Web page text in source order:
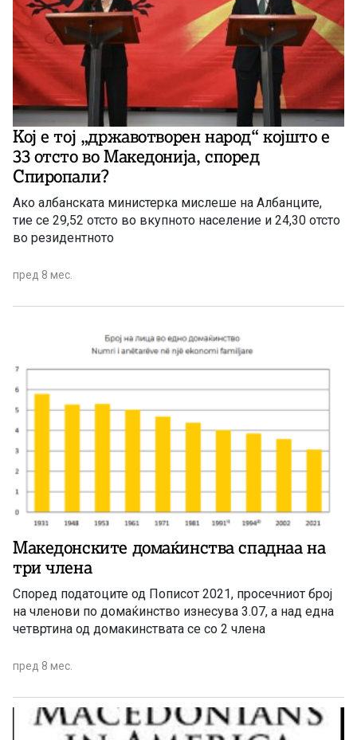
Кој е тој „државотворен народ“ којшто е
33 отсто во Македонија, според
Спиропали?
Ако албанската министерка мислеше на Албанците,
тие се 29,52 отсто во вкупното население и 24,30 отсто
во резидентното
пред 8 мес.
Македонските домаќинства спаднаа на
три члена
Според податоците од Пописот 2021, просечниот број
на членови по домаќинство изнесува 3.07, а над една
четвртина од домакинствата се со 2 члена
пред 8 мес.